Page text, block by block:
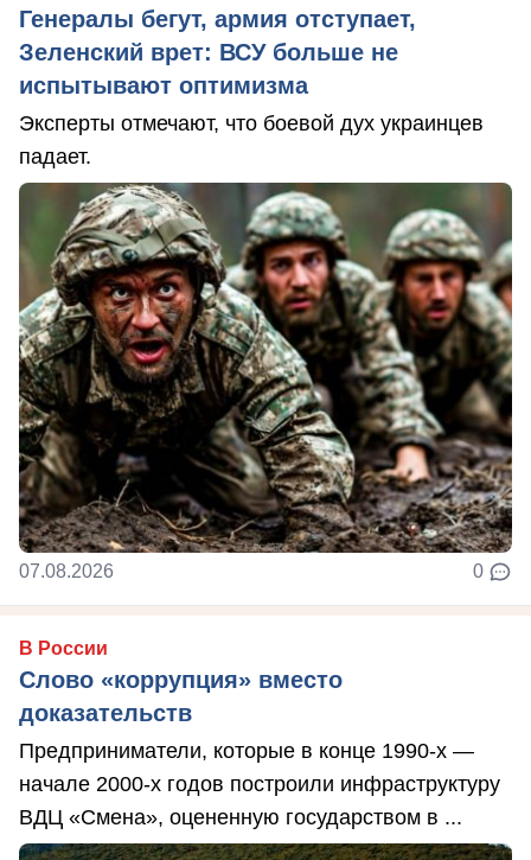
Генералы бегут, армия отступает,
Зеленский врет: ВСУ больше не
испытывают оптимизма
Эксперты отмечают, что боевой дух украинцев
падает.
07.08.2026 0
В России
Слово «коррупция» вместо
доказательств
Предприниматели, которые в конце 1990-х —
начале 2000-х годов построили инфраструктуру
ВДЦ «Смена», оцененную государством в ...